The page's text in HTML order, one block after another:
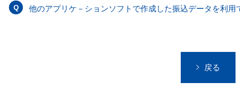
他のアプリケ－ションソフトで作成した振込データを利用
戻る